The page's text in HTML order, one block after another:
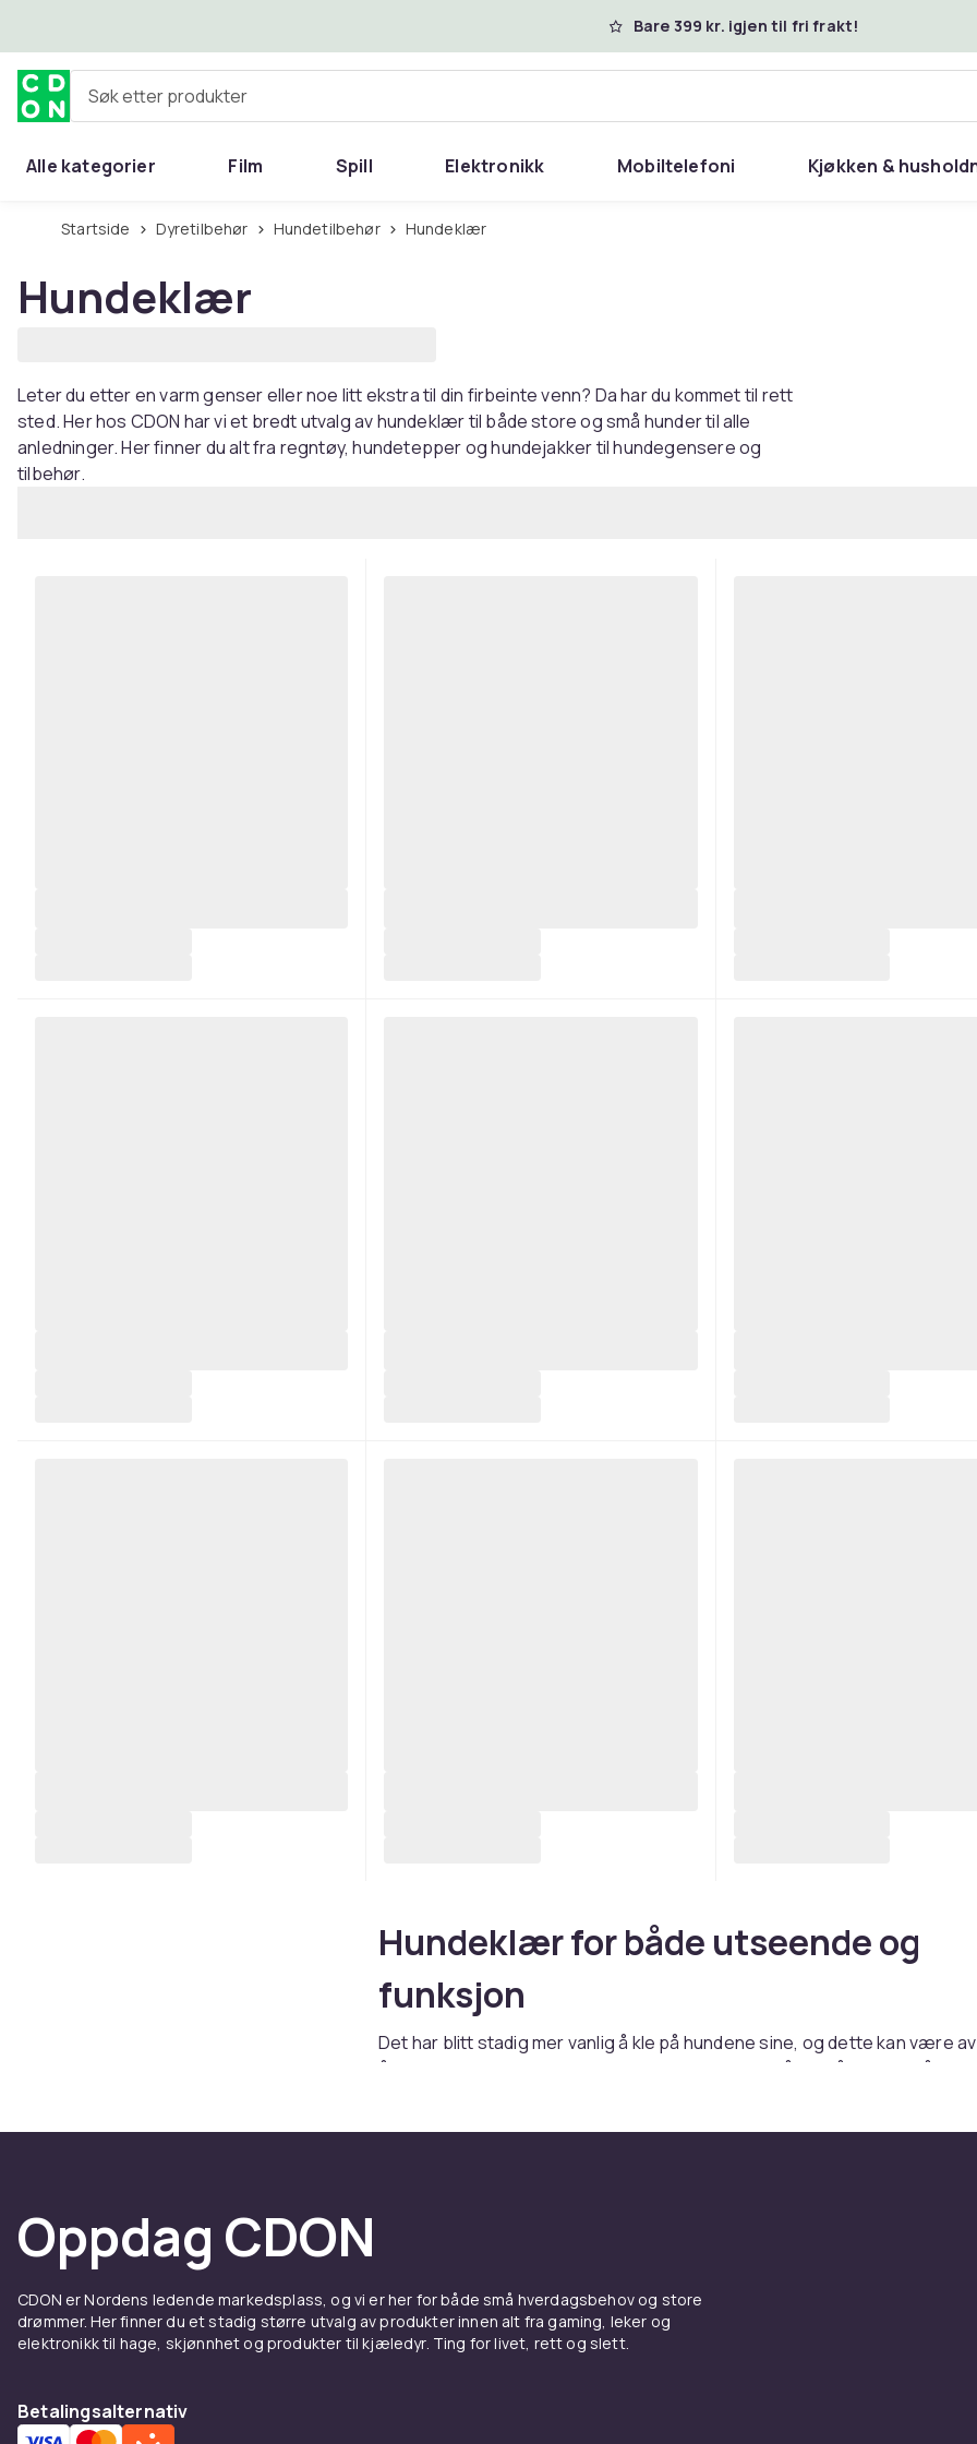
Bare 399 kr. igjen til fri frakt!
Søk etter produkter
Alle kategorier Film Spill Elektronikk Mobiltelefoni Kjøkken &
Startside Dyretilbehør Hundetilbehør Hundeklær
Hundeklær
Leter du etter en varm genser eller noe litt ekstra til din firbeinte venn? Da har du kommet til rett
sted. Her hos CDON har vi et bredt utvalg av hundeklær til både store og små hunder til alle
anledninger. Her finner du alt fra regntøy, hundetepper og hundejakker til hundegensere og
tilbehør.
Hundeklær for både utseende og
funksjon
Det har blitt stadig mer vanlig å kle på hundene sine, og dette kan være
årsaker. Noen ganger synes vi kanskje det er gøy å kle på hunden vår i en
Hundeklær etter været
Det er viktig å huske når vi kjøper klær til hundene våre at de må være
for hunden å bruke. De skal fortsatt kunne bevege seg fritt, og ingenting
Oppdag CDON
CDON er Nordens ledende markedsplass, og vi er her for både små hverdagsbehov og store
drømmer. Her finner du et stadig større utvalg av produkter innen alt fra gaming, leker og
elektronikk til hage, skjønnhet og produkter til kjæledyr. Ting for livet, rett og slett.
Betalingsalternativ